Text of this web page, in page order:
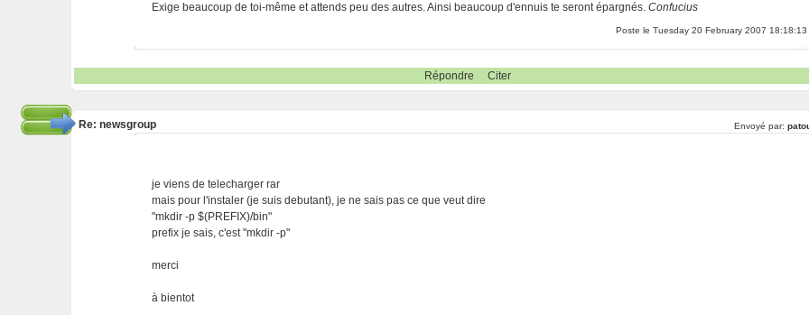
Exige beaucoup de toi-même et attends peu des autres. Ainsi beaucoup d'ennuis te seront épargnés.Confucius
Poste le Tuesday 20 February 2007 18:18:13
Répondre Citer
Re: newsgroup Envoyé par:
je viens de telecharger rar
mais pour l'instaler (je suis debutant), je ne sais pas ce que veut dire
"mkdir -p $(PREFIX)/bin"
prefix je sais, c'est "mkdir -p"
merci
à bientot